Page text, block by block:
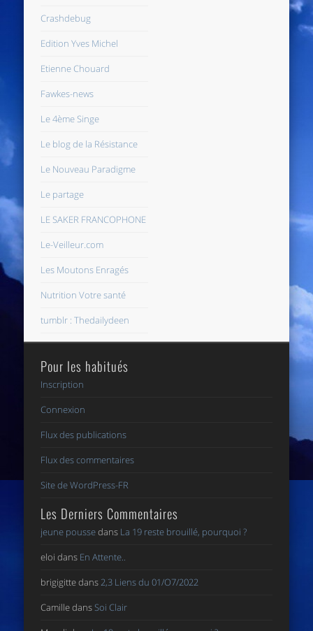
Crashdebug
Edition Yves Michel
Etienne Chouard
Fawkes-news
Le 4ème Singe
Le blog de la Résistance
Le Nouveau Paradigme
Le partage
LE SAKER FRANCOPHONE
Le-Veilleur.com
Les Moutons Enragés
Nutrition Votre santé
tumblr : Thedailydeen
Pour les habitués
Inscription
Connexion
Flux des publications
Flux des commentaires
Site de WordPress-FR
Les Derniers Commentaires
jeune poussedans La 19 reste brouillé, pourquoi ?
eloi dans En Attente..
brigigittedans 2,3 Liens du 01/O7/2022
Camilledans Soi Clair